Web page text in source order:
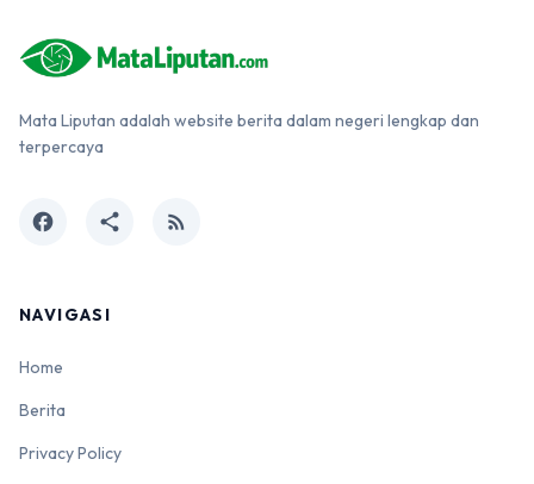
Mata Liputan adalah website berita dalam negeri lengkap dan
terpercaya
facebook share rss_feed
NAVIGASI
Home
Berita
Privacy Policy